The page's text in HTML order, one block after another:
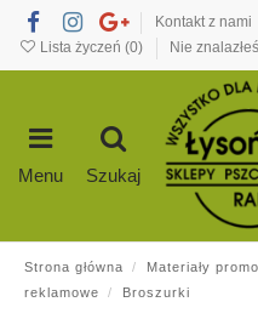
Kontakt z nami
Lista życzeń (0) Nie
Menu Szukaj
Strona główna Materiały
reklamowe
Broszurki